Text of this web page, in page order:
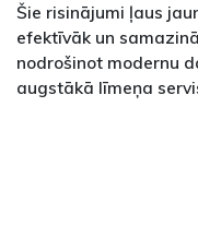
Šie risinājumi ļaus
efektīvāk un
nodrošinot modernu
augstākā līmeņa